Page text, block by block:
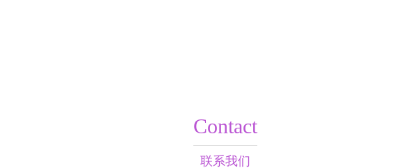
Contact
联系我们